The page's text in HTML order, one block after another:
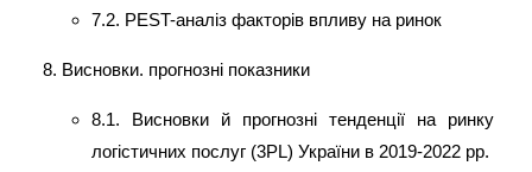
7.2. PEST-аналіз факторів впливу на ринок
Висновки. прогнозні показники
8.1. Висновки й прогнозні тенденції на ринку
логістичних послуг (3PL) України в 2019-2022 рр.